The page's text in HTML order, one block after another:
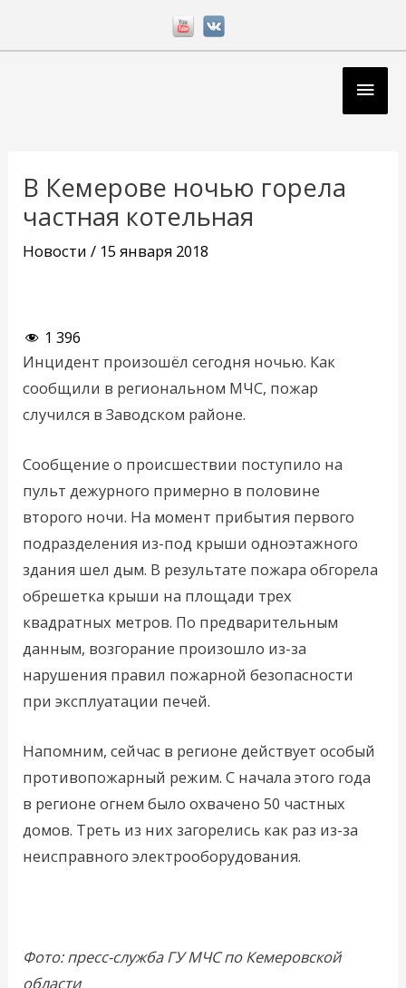
В Кемерове ночью горела
частная котельная
Новости / 15 января 2018
1 396
Инцидент произошёл сегодня ночью. Как
сообщили в региональном МЧС, пожар
случился в Заводском районе.
Сообщение о происшествии поступило на
пульт дежурного примерно в половине
второго ночи. На момент прибытия первого
подразделения из-под крыши одноэтажного
здания шел дым. В результате пожара обгорела
обрешетка крыши на площади трех
квадратных метров. По предварительным
данным, возгорание произошло из-за
нарушения правил пожарной безопасности
при эксплуатации печей.
Напомним, сейчас в регионе действует особый
противопожарный режим. С начала этого года
в регионе огнем было охвачено 50 частных
домов. Треть из них загорелись как раз из-за
неисправного электрооборудования.
Фото: пресс-служба ГУ МЧС по Кемеровской
области
записям